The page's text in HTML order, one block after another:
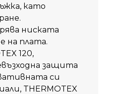
като
ниската
на плата.
120,
защита
си
THERMOTEX